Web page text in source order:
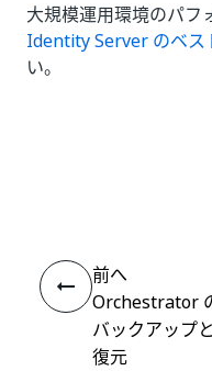
大規模運用環境のパフ
Identity Server のベス
い。
前へ
Orchestrator
バックアップと
復元